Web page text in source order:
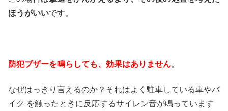
ほうがいいです。
防犯ブザーを鳴らしても、効果はありません。
なぜはっきり言えるのか？それはよく駐車している車やバ
イク を触ったときに反応するサイレン音が鳴っています